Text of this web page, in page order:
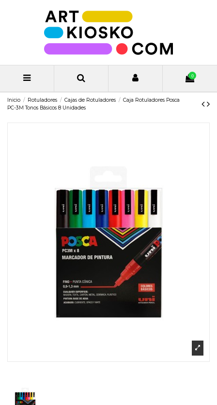
0
Inicio Rotuladores Cajas de Rotuladores
Caja Rotuladores Posca
PC-3M Tonos Básicos 8 Unidades